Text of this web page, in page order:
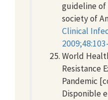
guideline of
society of
Clinical
World
Resistance
Pandemic
Disponible